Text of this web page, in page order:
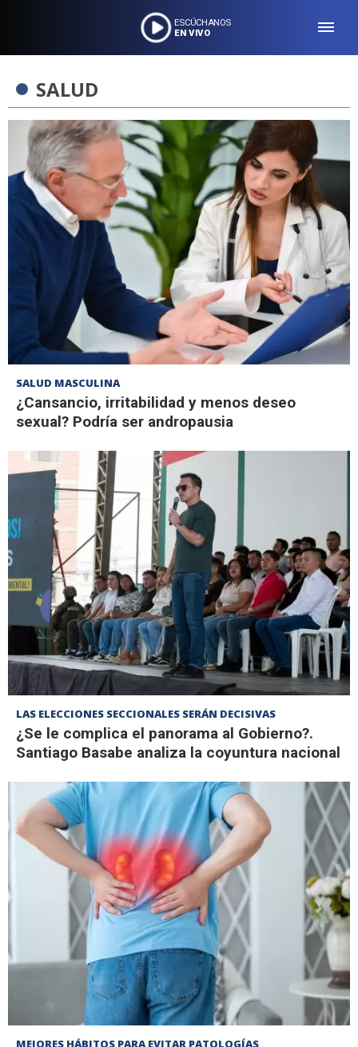
ESCÚCHANOS
EN VIVO
SALUD
SALUD MASCULINA
¿Cansancio, irritabilidad y menos deseo
sexual? Podría ser andropausia
LAS ELECCIONES SECCIONALES SERÁN DECISIVAS
¿Se le complica el panorama al Gobierno?.
Santiago Basabe analiza la coyuntura nacional